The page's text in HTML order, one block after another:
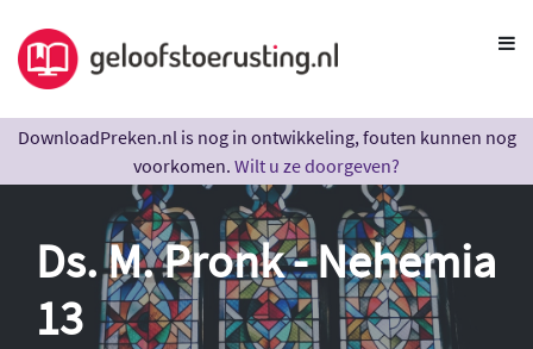
DownloadPreken.nl is nog in ontwikkeling, fouten kunnen nog
voorkomen. Wilt u ze doorgeven?
Ds. M. Pronk - Nehemia
13